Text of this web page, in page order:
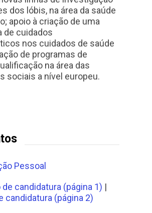
dos lóbis, na área da saúde
apoio à criação de uma
de cuidados
nos cuidados de saúde
de programas de
na área das
sociais a nível europeu.
Pessoal
de candidatura (página 1) |
candidatura (página 2)